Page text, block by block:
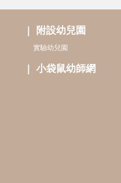
附設幼兒園
實驗幼兒園
小袋鼠幼師網